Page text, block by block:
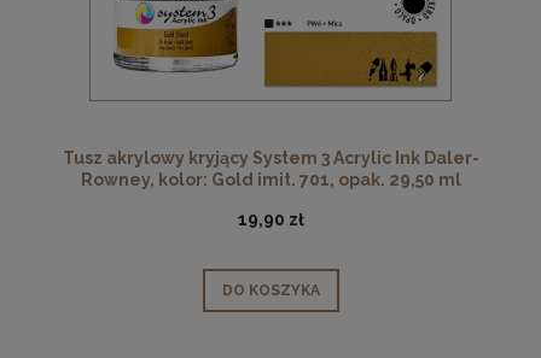
Tusz akrylowy kryjący System 3 Acrylic Ink Daler-
Rowney, kolor: Gold imit. 701, opak. 29,50 ml
19,90 zł
DO KOSZYKA